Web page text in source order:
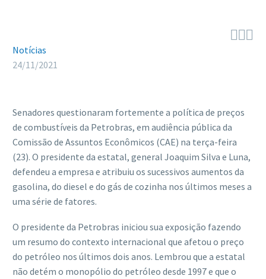

Notícias
24/11/2021
Senadores questionaram fortemente a política de preços
de combustíveis da Petrobras, em audiência pública da
Comissão de Assuntos Econômicos (CAE) na terça-feira
(23). O presidente da estatal, general Joaquim Silva e Luna,
defendeu a empresa e atribuiu os sucessivos aumentos da
gasolina, do diesel e do gás de cozinha nos últimos meses a
uma série de fatores.
O presidente da Petrobras iniciou sua exposição fazendo
um resumo do contexto internacional que afetou o preço
do petróleo nos últimos dois anos. Lembrou que a estatal
não detém o monopólio do petróleo desde 1997 e que o